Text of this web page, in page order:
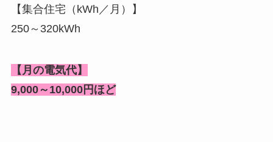
【集合住宅（kWh／月）】
250～320kWh
【月の電気代】
9,000～10,000円ほど